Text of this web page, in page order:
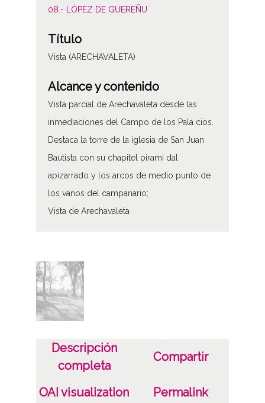
08.- LÓPEZ DE GUEREÑU
Título
Vista (ARECHAVALETA)
Alcance y contenido
Vista parcial de Arechavaleta desde las
inmediaciones del Campo de los Pala cios.
Destaca la torre de la iglesia de San Juan
Bautista con su chapitel pirami dal
apizarrado y los arcos de medio punto de
los vanos del campanario;
Vista de Arechavaleta
Características del soporte
Tipo de imagen: Positivos Emulsión:
Gelatina Imagen Final: Plata;
C;
Fecha
19400101
Descripción
completa
Compartir
OAI visualization Permalink